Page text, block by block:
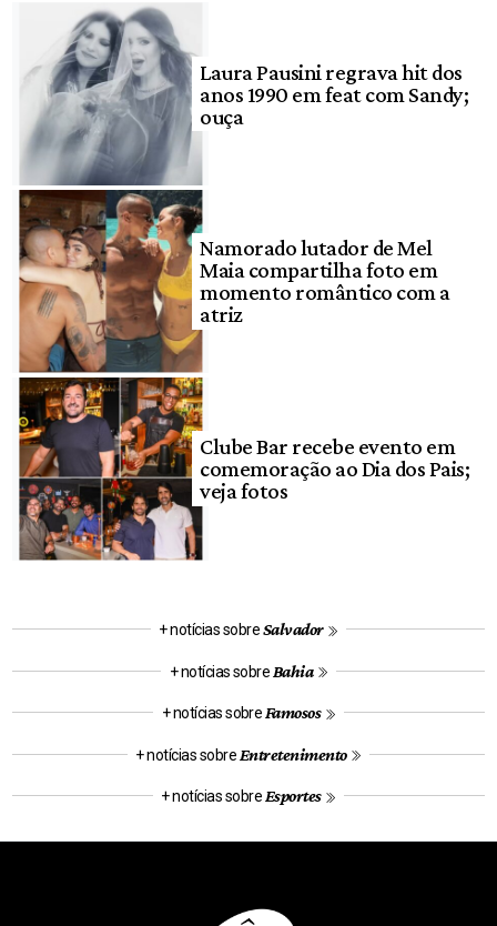
Laura Pausini regrava hit dos
anos 1990 em feat com Sandy;
ouça
Namorado lutador de Mel
Maia compartilha foto em
momento romântico com a
atriz
Clube Bar recebe evento em
comemoração ao Dia dos Pais;
veja fotos
+ notícias sobreSalvador
+ notícias sobre Bahia
+ notícias sobreFamosos
+ notícias sobre Entretenimento
+ notícias sobreEsportes